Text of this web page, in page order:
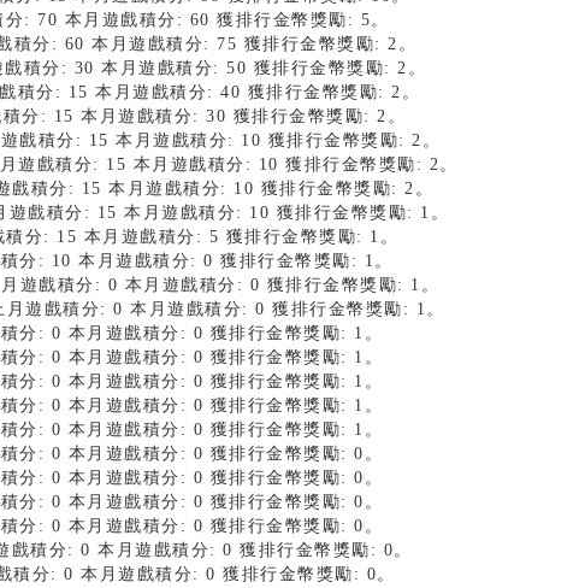
: 70 本月遊戲積分: 60 獲排行金幣獎勵: 5。
分: 60 本月遊戲積分: 75 獲排行金幣獎勵: 2。
積分: 30 本月遊戲積分: 50 獲排行金幣獎勵: 2。
積分: 15 本月遊戲積分: 40 獲排行金幣獎勵: 2。
分: 15 本月遊戲積分: 30 獲排行金幣獎勵: 2。
戲積分: 15 本月遊戲積分: 10 獲排行金幣獎勵: 2。
遊戲積分: 15 本月遊戲積分: 10 獲排行金幣獎勵: 2。
積分: 15 本月遊戲積分: 10 獲排行金幣獎勵: 2。
戲積分: 15 本月遊戲積分: 10 獲排行金幣獎勵: 1。
分: 15 本月遊戲積分: 5 獲排行金幣獎勵: 1。
分: 10 本月遊戲積分: 0 獲排行金幣獎勵: 1。
遊戲積分: 0 本月遊戲積分: 0 獲排行金幣獎勵: 1。
遊戲積分: 0 本月遊戲積分: 0 獲排行金幣獎勵: 1。
分: 0 本月遊戲積分: 0 獲排行金幣獎勵: 1。
分: 0 本月遊戲積分: 0 獲排行金幣獎勵: 1。
分: 0 本月遊戲積分: 0 獲排行金幣獎勵: 1。
分: 0 本月遊戲積分: 0 獲排行金幣獎勵: 1。
分: 0 本月遊戲積分: 0 獲排行金幣獎勵: 1。
分: 0 本月遊戲積分: 0 獲排行金幣獎勵: 0。
分: 0 本月遊戲積分: 0 獲排行金幣獎勵: 0。
分: 0 本月遊戲積分: 0 獲排行金幣獎勵: 0。
分: 0 本月遊戲積分: 0 獲排行金幣獎勵: 0。
積分: 0 本月遊戲積分: 0 獲排行金幣獎勵: 0。
分: 0 本月遊戲積分: 0 獲排行金幣獎勵: 0。